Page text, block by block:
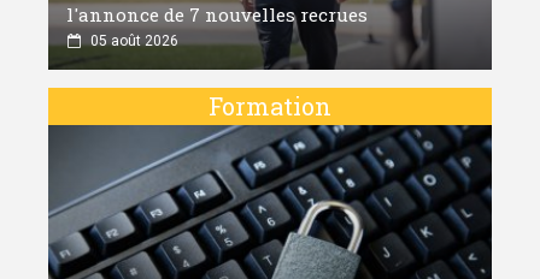
l'annonce de 7 nouvelles recrues
05 août 2026
Formation